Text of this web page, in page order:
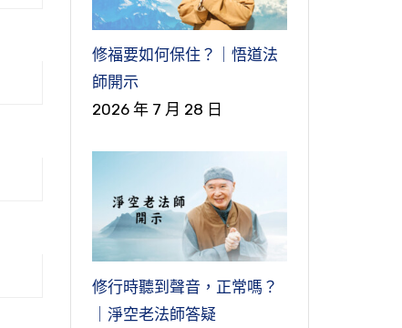
修福要如何保住？｜悟道法
師開示
2026 年 7 月 28 日
修行時聽到聲音，正常嗎？
｜淨空老法師答疑